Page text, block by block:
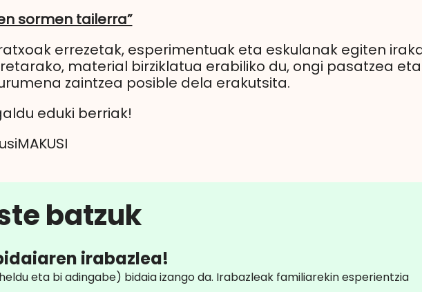
sormen tailerra”
errezetak, esperimentuak eta eskulanak egiten
material birziklatua erabiliko du, ongi pasatzea
zaintzea posible dela erakutsita.
eduki berriak!
batzuk
irabazlea!
eta bi adingabe) bidaia izango da. Irabazleak familiarekin esperientzia